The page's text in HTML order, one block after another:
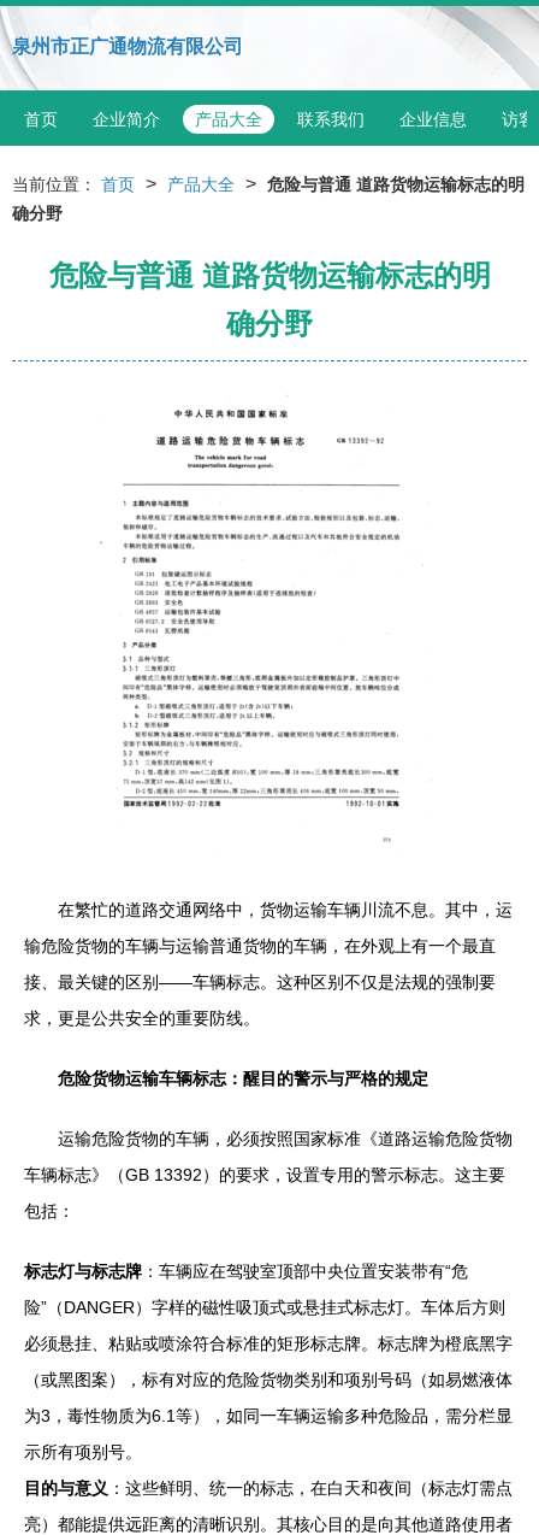
泉州市正广通物流有限公司
首页 企业简介 产品大全 联系我们 企业信息 访客
当前位置： 首页 > 产品大全 > 危险与普通 道路货物运输标志的明
确分野
危险与普通 道路货物运输标志的明
确分野
在繁忙的道路交通网络中，货物运输车辆川流不息。其中，运
输危险货物的车辆与运输普通货物的车辆，在外观上有一个最直
接、最关键的区别——车辆标志。这种区别不仅是法规的强制要
求，更是公共安全的重要防线。
危险货物运输车辆标志：醒目的警示与严格的规定
运输危险货物的车辆，必须按照国家标准《道路运输危险货物
车辆标志》（GB 13392）的要求，设置专用的警示标志。这主要
包括：
标志灯与标志牌 ：车辆应在驾驶室顶部中央位置安装带有“危
险”（DANGER）字样的磁性吸顶式或悬挂式标志灯。车体后方则
必须悬挂、粘贴或喷涂符合标准的矩形标志牌。标志牌为橙底黑字
（或黑图案），标有对应的危险货物类别和项别号码（如易燃液体
为3，毒性物质为6.1等），如同一车辆运输多种危险品，需分栏显
示所有项别号。
目的与意义 ：这些鲜明、统一的标志，在白天和夜间（标志灯需点
亮）都能提供远距离的清晰识别。其核心目的是向其他道路使用者